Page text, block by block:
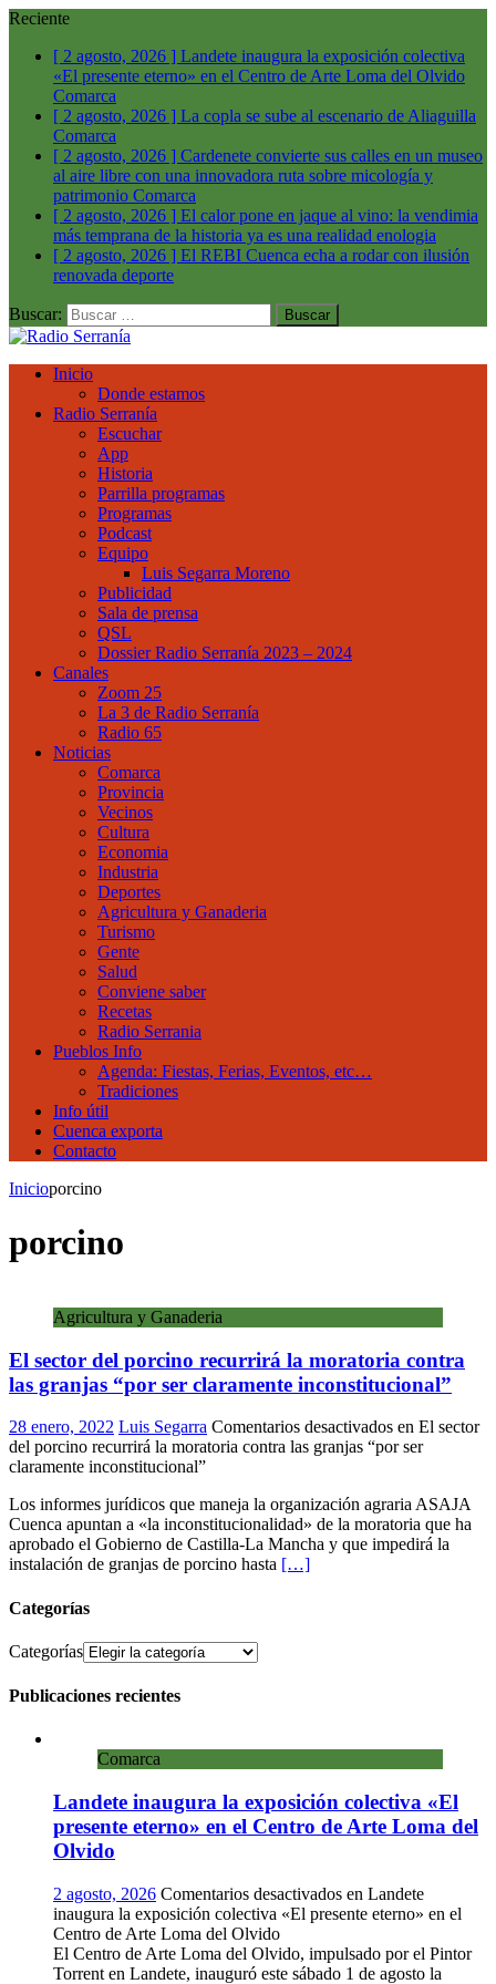
Reciente
[ 2 agosto, 2026 ] Landete inaugura la exposición colectiva
«El presente eterno» en el Centro de Arte Loma del Olvido
Comarca
[ 2 agosto, 2026 ] La copla se sube al escenario de Aliaguilla
Comarca
[ 2 agosto, 2026 ] Cardenete convierte sus calles en un museo
al aire libre con una innovadora ruta sobre micología y
patrimonio Comarca
[ 2 agosto, 2026 ] El calor pone en jaque al vino: la vendimia
más temprana de la historia ya es una realidad enologia
[ 2 agosto, 2026 ] El REBI Cuenca echa a rodar con ilusión
renovada deporte
Buscar:
Inicio
Donde estamos
Radio Serranía
Escuchar
App
Historia
Parrilla programas
Programas
Podcast
Equipo
Luis Segarra Moreno
Publicidad
Sala de prensa
QSL
Dossier Radio Serranía 2023 – 2024
Canales
Zoom 25
La 3 de Radio Serranía
Radio 65
Noticias
Comarca
Provincia
Vecinos
Cultura
Economia
Industria
Deportes
Agricultura y Ganaderia
Turismo
Gente
Salud
Conviene saber
Recetas
Radio Serrania
Pueblos Info
Agenda: Fiestas, Ferias, Eventos, etc…
Tradiciones
Info útil
Cuenca exporta
Contacto
Inicioporcino
porcino
Agricultura y Ganaderia
El sector del porcino recurrirá la moratoria contra
las granjas “por ser claramente inconstitucional”
28 enero, 2022 Luis Segarra Comentarios desactivados en El sector
del porcino recurrirá la moratoria contra las granjas “por ser
claramente inconstitucional”
Los informes jurídicos que maneja la organización agraria ASAJA
Cuenca apuntan a «la inconstitucionalidad» de la moratoria que ha
aprobado el Gobierno de Castilla-La Mancha y que impedirá la
instalación de granjas de porcino hasta […]
Categorías
Categorías
Publicaciones recientes
Comarca
Landete inaugura la exposición colectiva «El
presente eterno» en el Centro de Arte Loma del
Olvido
2 agosto, 2026 Comentarios desactivados en Landete
inaugura la exposición colectiva «El presente eterno» en el
Centro de Arte Loma del Olvido
El Centro de Arte Loma del Olvido, impulsado por el Pintor
Torrent en Landete, inauguró este sábado 1 de agosto la